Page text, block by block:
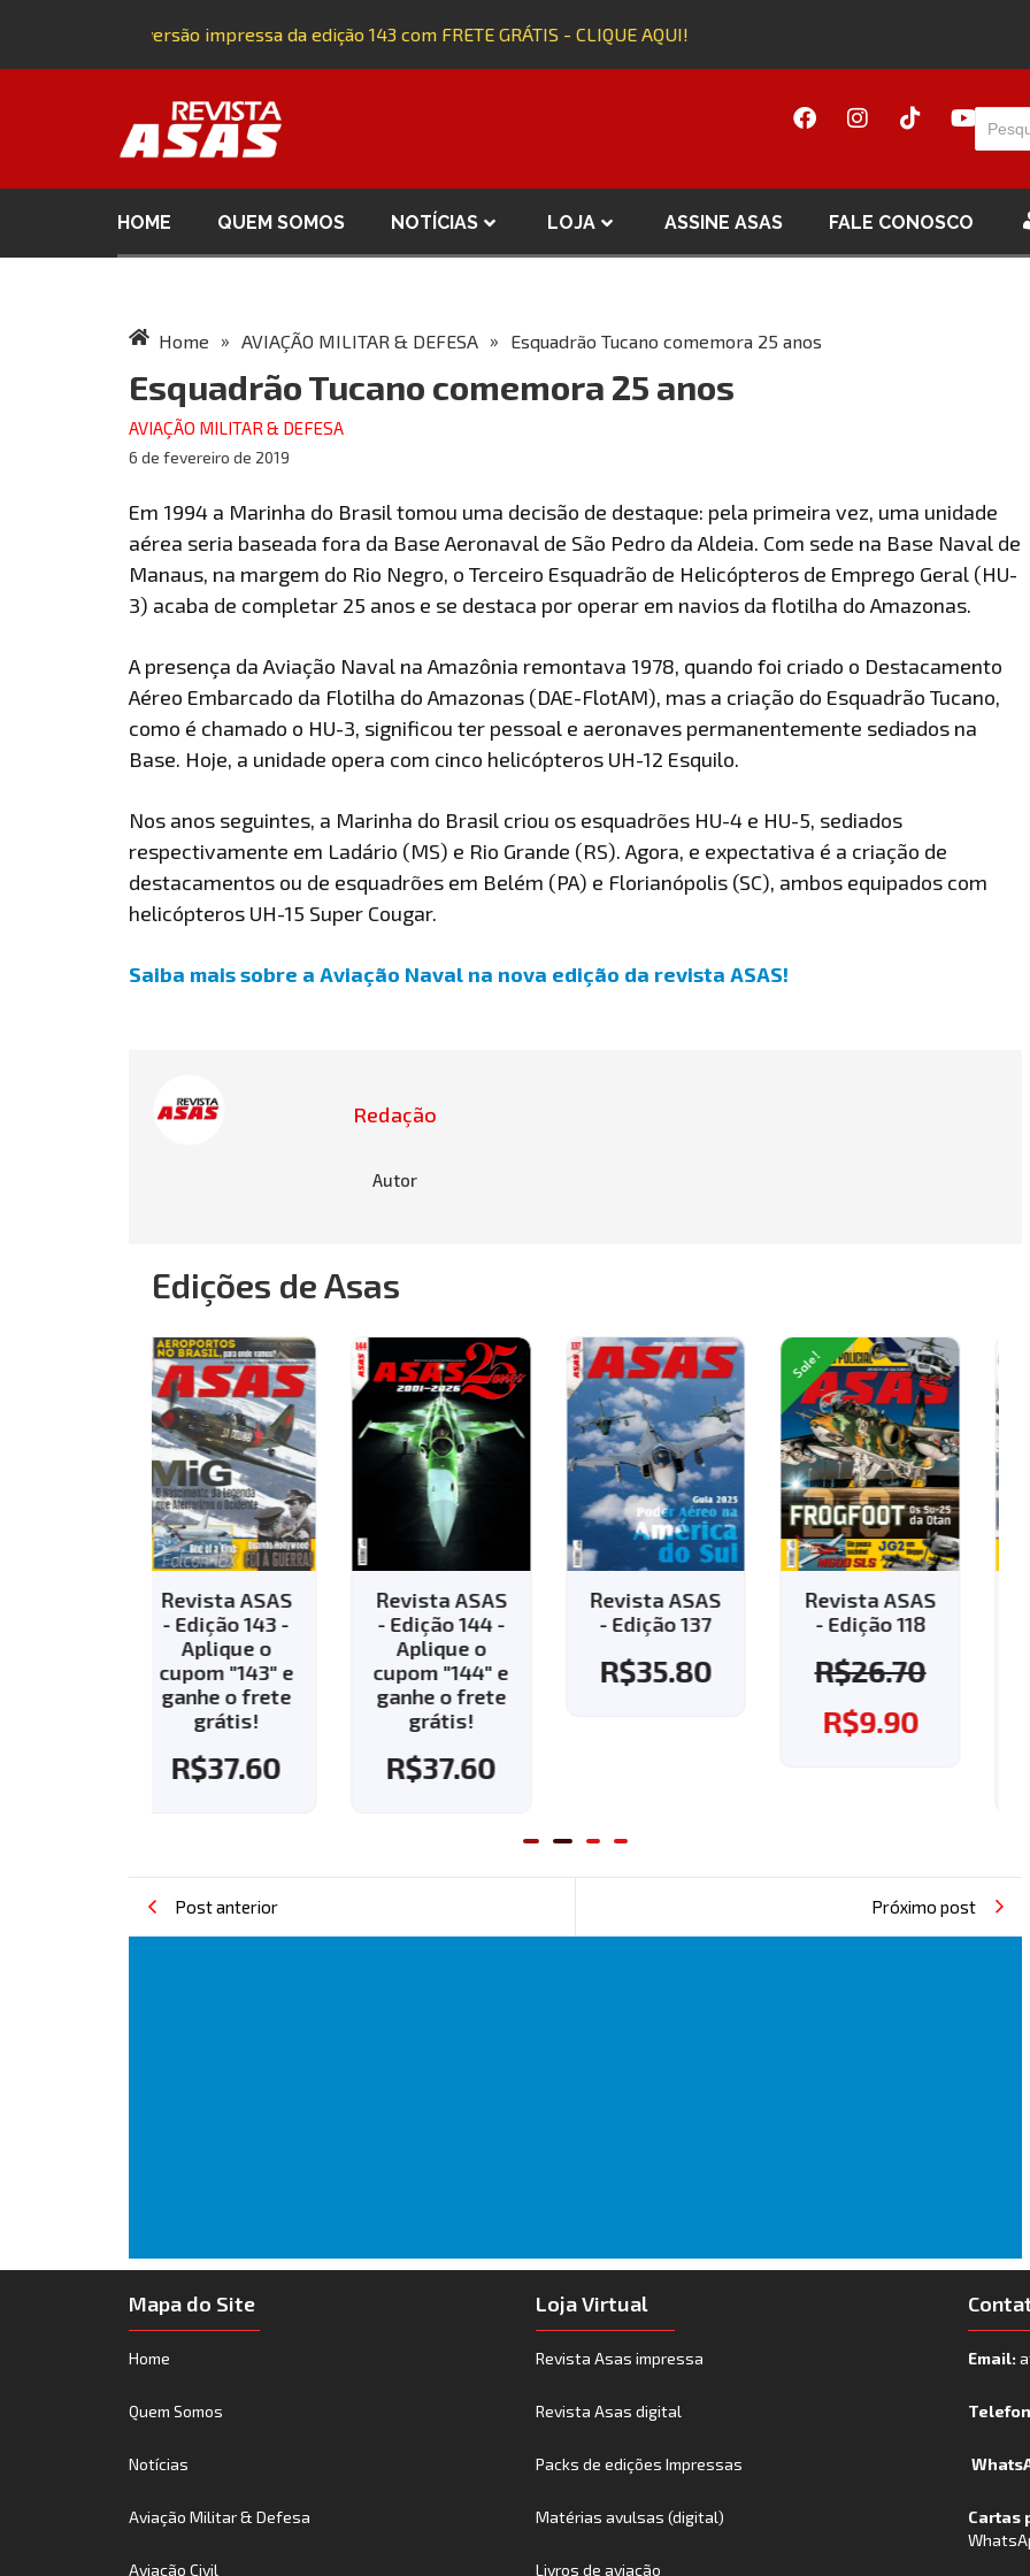
Adquira a versão impressa da edição 143 com FRETE GRÁTIS - CLIQUE AQUI!
HOME QUEM SOMOS NOTÍCIAS LOJA ASSINE ASAS FALE CONOSCO
Home » AVIAÇÃO MILITAR & DEFESA » Esquadrão Tucano comemora 25 anos
Esquadrão Tucano comemora 25 anos
AVIAÇÃO MILITAR & DEFESA
6 de fevereiro de 2019
Em 1994 a Marinha do Brasil tomou uma decisão de destaque: pela primeira vez, uma unidade
aérea seria baseada fora da Base Aeronaval de São Pedro da Aldeia. Com sede na Base Naval de
Manaus, na margem do Rio Negro, o Terceiro Esquadrão de Helicópteros de Emprego Geral (HU-
3) acaba de completar 25 anos e se destaca por operar em navios da flotilha do Amazonas.
A presença da Aviação Naval na Amazônia remontava 1978, quando foi criado o Destacamento
Aéreo Embarcado da Flotilha do Amazonas (DAE-FlotAM), mas a criação do Esquadrão Tucano,
como é chamado o HU-3, significou ter pessoal e aeronaves permanentemente sediados na
Base. Hoje, a unidade opera com cinco helicópteros UH-12 Esquilo.
Nos anos seguintes, a Marinha do Brasil criou os esquadrões HU-4 e HU-5, sediados
respectivamente em Ladário (MS) e Rio Grande (RS). Agora, e expectativa é a criação de
destacamentos ou de esquadrões em Belém (PA) e Florianópolis (SC), ambos equipados com
helicópteros UH-15 Super Cougar.
Saiba mais sobre a Aviação Naval na nova edição da revista ASAS!
Redação
Autor
Edições de Asas
Revista ASAS
- Edição 144 -
Aplique o
cupom "144" e
ganhe o frete
grátis!
R$37.60
Revista ASAS
- Edição 137
R$35.80
Sale!
Revista ASAS
- Edição 118
R$26.70
Revista ASAS
- Edição 143 -
cupom "143" e
grátis!
Post anterior Próximo post
Mapa do Site
Home
Quem Somos
Notícias
Aviação Militar & Defesa
Aviação Civil
Loja Virtual
Revista Asas impressa
Revista Asas digital
Packs de edições Impressas
Matérias avulsas (digital)
Livros de aviação
Email:
Cartas